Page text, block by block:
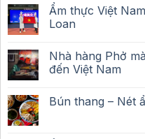
Ẩm thực Việt
Loan
Nhà hàng Phở
đến Việt Nam
Bún thang – Nét